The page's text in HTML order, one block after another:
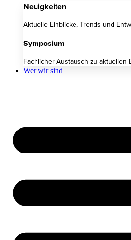
Neuigkeiten
Aktuelle Einblicke, Trends und
Symposium
Fachlicher Austausch zu aktuellen
Wer wir sind